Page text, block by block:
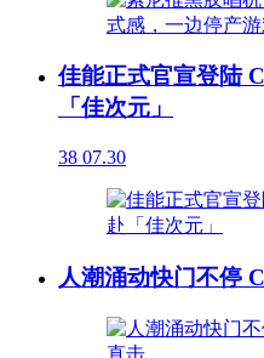
佳能正式官宣登陆
「佳次元」
38 07.30
人潮涌动快门不停